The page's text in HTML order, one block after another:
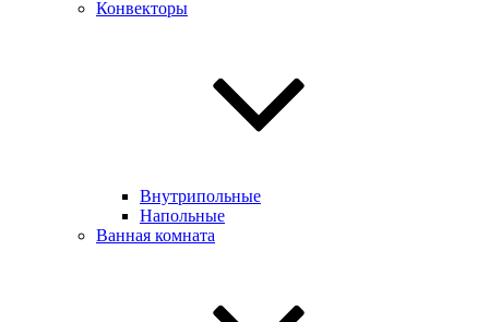
Конвекторы
Внутрипольные
Напольные
Ванная комната